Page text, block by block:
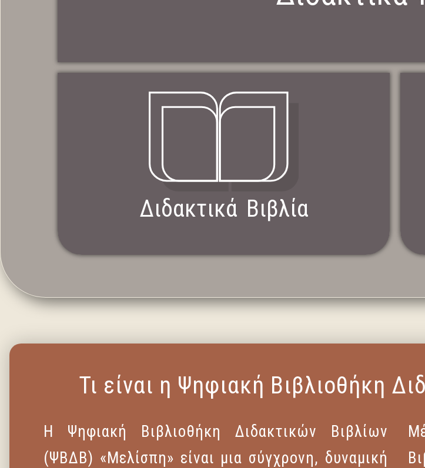
Διδακτικά Βιβλία
Τι είναι η Ψηφιακή Βιβλιοθήκη
Η Ψηφιακή Βιβλιοθήκη Διδακτικών Βιβλίων
(ΨΒΔΒ) «Μελίσπη» είναι μια σύγχρονη, δυναμική